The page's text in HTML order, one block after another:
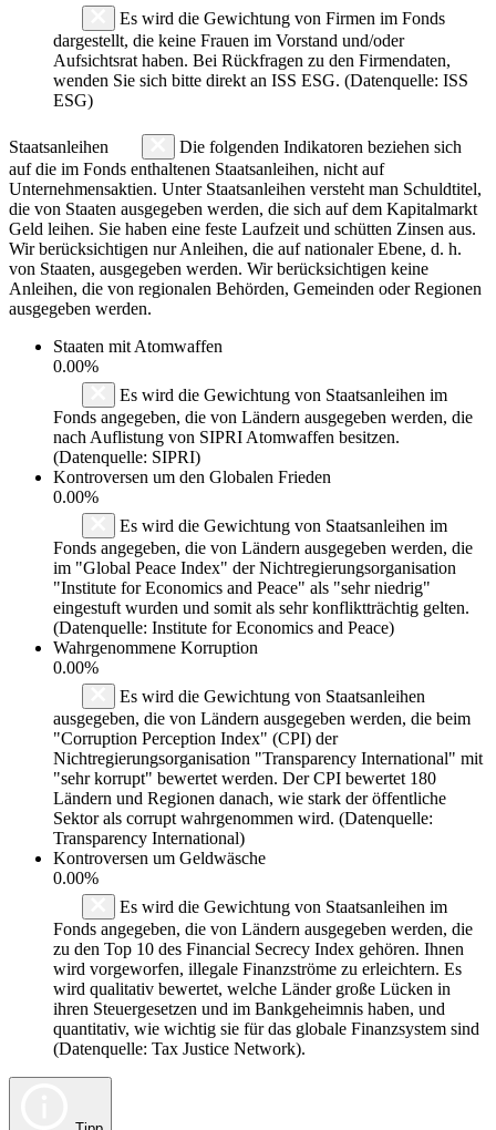
Es wird die Gewichtung von Firmen im Fonds
dargestellt, die keine Frauen im Vorstand und/oder
Aufsichtsrat haben. Bei Rückfragen zu den Firmendaten,
wenden Sie sich bitte direkt an ISS ESG. (Datenquelle: ISS
ESG)
Staatsanleihen
Die folgenden Indikatoren beziehen sich
auf die im Fonds enthaltenen Staatsanleihen, nicht auf
Unternehmensaktien. Unter Staatsanleihen versteht man Schuldtitel,
die von Staaten ausgegeben werden, die sich auf dem Kapitalmarkt
Geld leihen. Sie haben eine feste Laufzeit und schütten Zinsen aus.
Wir berücksichtigen nur Anleihen, die auf nationaler Ebene, d. h.
von Staaten, ausgegeben werden. Wir berücksichtigen keine
Anleihen, die von regionalen Behörden, Gemeinden oder Regionen
ausgegeben werden.
Staaten mit Atomwaffen
0.00%
Es wird die Gewichtung von Staatsanleihen im
Fonds angegeben, die von Ländern ausgegeben werden, die
nach Auflistung von SIPRI Atomwaffen besitzen.
(Datenquelle: SIPRI)
Kontroversen um den Globalen Frieden
0.00%
Es wird die Gewichtung von Staatsanleihen im
Fonds angegeben, die von Ländern ausgegeben werden, die
im "Global Peace Index" der Nichtregierungsorganisation
"Institute for Economics and Peace" als "sehr niedrig"
eingestuft wurden und somit als sehr konfliktträchtig gelten.
(Datenquelle: Institute for Economics and Peace)
Wahrgenommene Korruption
0.00%
Es wird die Gewichtung von Staatsanleihen
ausgegeben, die von Ländern ausgegeben werden, die beim
"Corruption Perception Index" (CPI) der
Nichtregierungsorganisation "Transparency International" mit
"sehr korrupt" bewertet werden. Der CPI bewertet 180
Ländern und Regionen danach, wie stark der öffentliche
Sektor als corrupt wahrgenommen wird. (Datenquelle:
Transparency International)
Kontroversen um Geldwäsche
0.00%
Es wird die Gewichtung von Staatsanleihen im
Fonds angegeben, die von Ländern ausgegeben werden, die
zu den Top 10 des Financial Secrecy Index gehören. Ihnen
wird vorgeworfen, illegale Finanzströme zu erleichtern. Es
wird qualitativ bewertet, welche Länder große Lücken in
ihren Steuergesetzen und im Bankgeheimnis haben, und
quantitativ, wie wichtig sie für das globale Finanzsystem sind
(Datenquelle: Tax Justice Network).